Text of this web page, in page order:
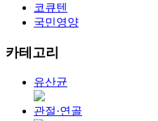
코큐텐
국민영양
카테고리
유산균
관절·연골